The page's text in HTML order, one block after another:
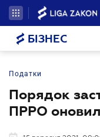
БІЗНЕС
Податки
Порядок
ПРРО